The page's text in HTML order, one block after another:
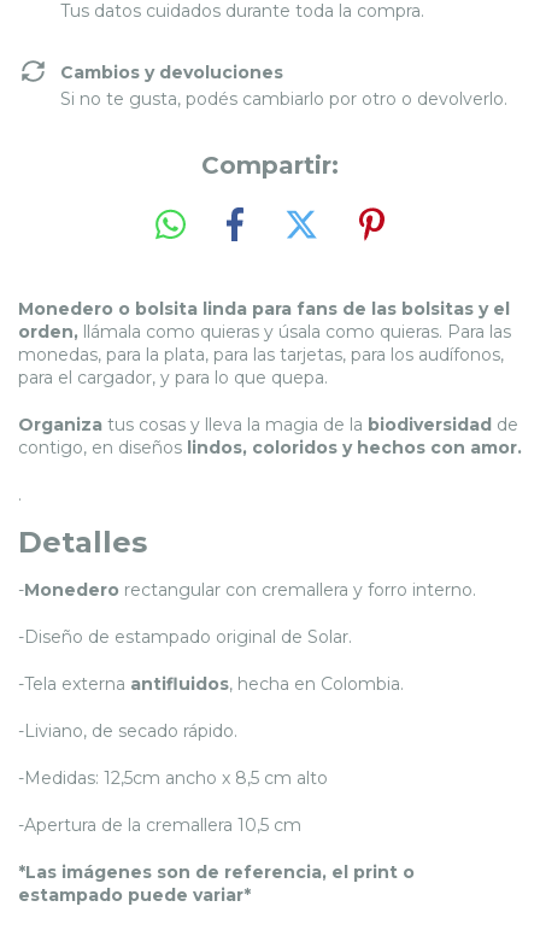
Tus datos cuidados durante toda la compra.
Cambios y devoluciones
Si no te gusta, podés cambiarlo por otro o devolverlo.
Compartir:
Monedero o bolsita linda para fans de las bolsitas y el
orden, llámala como quieras y úsala como quieras. Para las
monedas, para la plata, para las tarjetas, para los audífonos,
para el cargador, y para lo que quepa.
Organiza tus cosas y lleva la magia de la biodiversidad de
contigo, en diseños lindos, coloridos y hechos con amor.
.
Detalles
-Monedero rectangular con cremallera y forro interno.
-Diseño de estampado original de Solar.
-Tela externa antifluidos, hecha en Colombia.
-Liviano, de secado rápido.
-Medidas: 12,5cm ancho x 8,5 cm alto
-Apertura de la cremallera 10,5 cm
*Las imágenes son de referencia, el print o
estampado puede variar*